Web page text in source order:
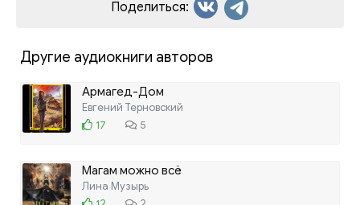
Поделиться:
Другие аудиокниги авторов
Армагед-Дом
Евгений Терновский
17
5
Магам можно всё
Лина Музырь